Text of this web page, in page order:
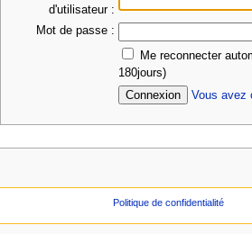
d'utilisateur :
Mot de passe :
Me reconnecter
180jours)
Vous avez
Politique de confidentialité